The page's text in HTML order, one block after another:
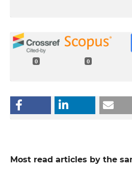
0 0
Most read articles by the